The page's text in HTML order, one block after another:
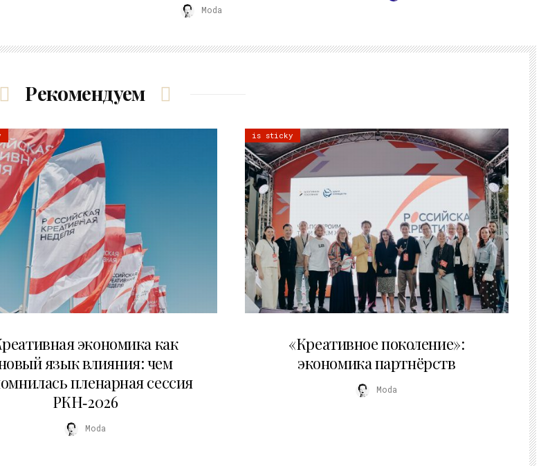
Moda
Рекомендуем
экономика как
язык влияния: чем
пленарная сессия
РКН‑2026
Moda
is sticky
«Креативное поколение»:
экономика партнёрств
Moda